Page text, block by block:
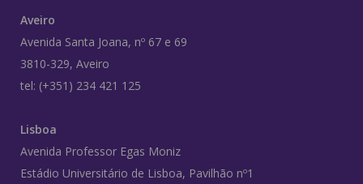
Aveiro
Avenida Santa Joana, nº 67 e 69
3810-329, Aveiro
tel: (+351) 234 421 125
Lisboa
Avenida Professor Egas Moniz
Estádio Universitário de Lisboa, Pavilhão nº1